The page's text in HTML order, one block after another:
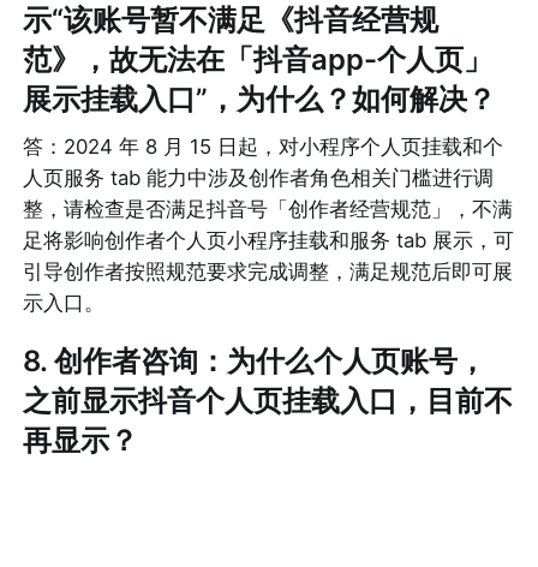
示“该账号暂不满足《抖音经营规
范》，故无法在「抖音app-个人页」
展示挂载入口”，为什么？如何解决？
答：2024 年 8 月 15 日起，对小程序个人页挂载和个
人页服务 tab 能力中涉及创作者角色相关门槛进行调
整，请检查是否满足抖音号「创作者经营规范」，不满
足将影响创作者个人页小程序挂载和服务 tab 展示，可
引导创作者按照规范要求完成调整，满足规范后即可展
示入口。
8. 创作者咨询：为什么个人页账号，
之前显示抖音个人页挂载入口，目前不
再显示？